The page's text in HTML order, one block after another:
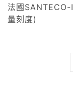
法國
量刻度)